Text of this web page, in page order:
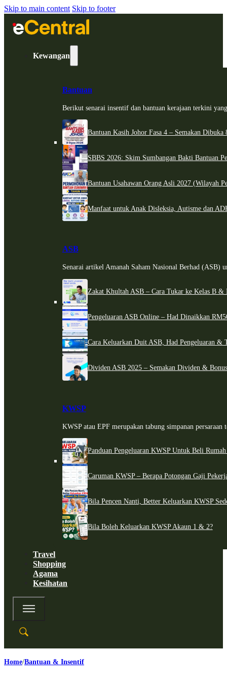
Skip to main content Skip to footer
Kewangan
Bantuan
Berikut senarai insentif dan bantuan kerajaan terkini
Bantuan Kasih Johor Fasa 4 – Semakan
SBBS 2026: Skim Sumbangan Bakti Bantuan
Bantuan Usahawan Orang Asli 2027 (Wilayah
Manfaat untuk Anak Disleksia, Autisme dan
ASB
Senarai artikel Amanah Saham Nasional Berhad (ASB)
Zakat Khultah ASB – Cara Tukar ke Kelas B &
Pengeluaran ASB Online – Had Dinaikkan
Cara Keluarkan Duit ASB, Had Pengeluaran &
Dividen ASB 2025 – Semakan Dividen &
KWSP
KWSP atau EPF merupakan tabung simpanan persaraan
Panduan Pengeluaran KWSP Untuk Beli
Caruman KWSP – Berapa Potongan Gaji
Bila Pencen Nanti, Better Keluarkan KWSP
Bila Boleh Keluarkan KWSP Akaun 1 & 2?
Travel
Shopping
Agama
Kesihatan
Home Bantuan & Insentif